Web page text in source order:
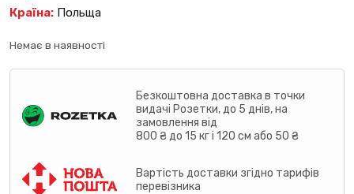
Країна: Польща
Немає в наявності
Безкоштовна доставка в точки
видачі Розетки, до 5 днів, на
замовлення від
800 ₴ до 15 кг і 120 см або 50 ₴
Вартість доставки згідно тарифів
перевізника